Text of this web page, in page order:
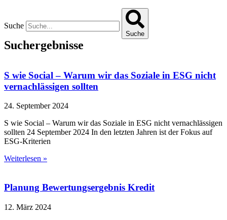
Suche
Suche
Suchergebnisse
S wie Social – Warum wir das Soziale in ESG nicht
vernachlässigen sollten
24. September 2024
S wie Social – Warum wir das Soziale in ESG nicht vernachlässigen
sollten 24 September 2024 In den letzten Jahren ist der Fokus auf
ESG-Kriterien
Weiterlesen »
Planung Bewertungsergebnis Kredit
12. März 2024